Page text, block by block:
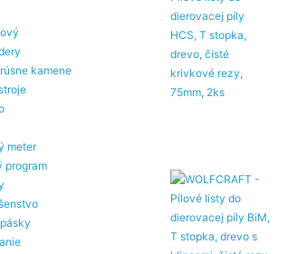
kamene
meter
program